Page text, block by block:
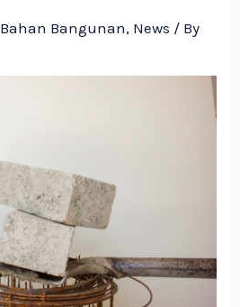
Bahan Bangunan, News / By